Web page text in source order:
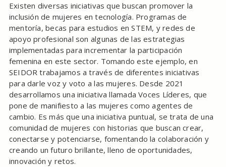
Existen diversas iniciativas que buscan promover la
inclusión de mujeres en tecnología. Programas de
mentoría, becas para estudios en STEM, y redes de
apoyo profesional son algunas de las estrategias
implementadas para incrementar la participación
femenina en este sector. Tomando este ejemplo, en
SEIDOR trabajamos a través de diferentes iniciativas
para darle voz y voto a las mujeres. Desde 2021
desarrollamos una iniciativa llamada Voces Líderes, que
pone de manifiesto a las mujeres como agentes de
cambio. Es más que una iniciativa puntual, se trata de una
comunidad de mujeres con historias que buscan crear,
conectarse y potenciarse, fomentando la colaboración y
creando un futuro brillante, lleno de oportunidades,
innovación y retos.